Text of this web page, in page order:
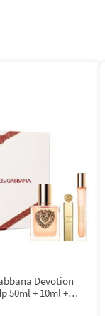
Devotion
50ml + 10ml +